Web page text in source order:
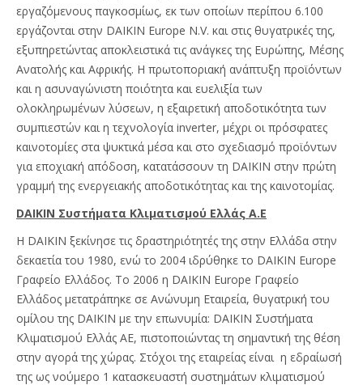
εργαζόμενους παγκοσμίως, εκ των οποίων περίπου 6.100
εργάζονται στην DAIKIN Europe N.V. και στις θυγατρικές της,
εξυπηρετώντας αποκλειστικά τις ανάγκες της Ευρώπης, Μέσης
Ανατολής και Αφρικής. Η πρωτοποριακή ανάπτυξη προϊόντων
και η ασυναγώνιστη ποιότητα και ευελιξία των
ολοκληρωμένων λύσεων, η εξαιρετική αποδοτικότητα των
συμπιεστών και η τεχνολογία inverter, μέχρι οι πρόσφατες
καινοτομίες στα ψυκτικά μέσα και στο σχεδιασμό προϊόντων
για εποχιακή απόδοση, κατατάσσουν τη DAIKIN στην πρώτη
γραμμή της ενεργειακής αποδοτικότητας και της καινοτομίας.
DAIKIN Συστήματα Κλιματισμού Ελλάς Α.Ε
Η DAIKIN ξεκίνησε τις δραστηριότητές της στην Ελλάδα στην
δεκαετία του 1980, ενώ το 2004 ιδρύθηκε το DAIKIN Europe
Γραφείο Ελλάδος. Το 2006 η DAIKIN Europe Γραφείο
Ελλάδος μετατράπηκε σε Ανώνυμη Εταιρεία, θυγατρική του
ομίλου της DAIKIN με την επωνυμία: DAIKIN Συστήματα
Κλιματισμού Ελλάς ΑΕ, πιστοποιώντας τη σημαντική της θέση
στην αγορά της χώρας. Στόχοι της εταιρείας είναι η εδραίωσή
της ως νούμερο 1 κατασκευαστή συστημάτων κλιματισμού